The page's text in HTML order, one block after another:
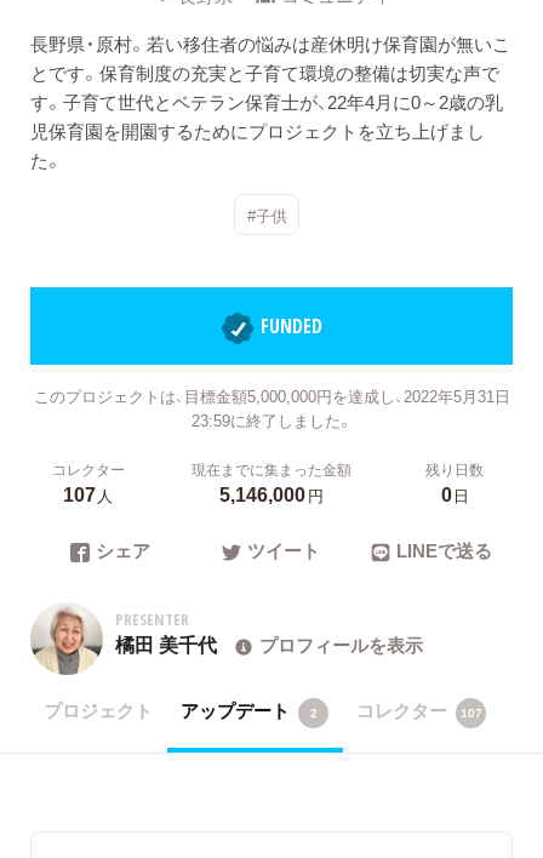
長野県・原村。若い移住者の悩みは産休明け保育園が無いこ
とです。保育制度の充実と子育て環境の整備は切実な声で
す。子育て世代とベテラン保育士が、22年4月に0～2歳の乳
児保育園を開園するためにプロジェクトを立ち上げまし
た。
#子供
FUNDED
このプロジェクトは、目標金額5,000,000円を達成し、2022年5月31日
23:59に終了しました。
コレクター
107人
現在までに集まった金額
5,146,000円
残り日数
0日
シェア ツイート LINEで送る
PRESENTER
橘田 美千代 プロフィールを表示
プロジェクト アップデート 2 コレクター 107